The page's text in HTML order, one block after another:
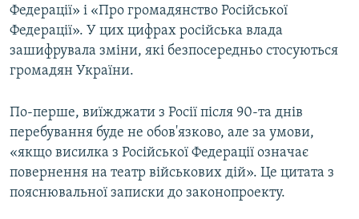
Федерації» і «Про громадянство Російської
Федерації». У цих цифрах російська влада
зашифрувала зміни, які безпосередньо стосуються
громадян України.
По-перше, виїжджати з Росії після 90-та днів
перебування буде не обов'язково, але за умови,
«якщо висилка з Російської Федерації означає
повернення на театр військових дій». Це цитата з
пояснювальної записки до законопроекту.